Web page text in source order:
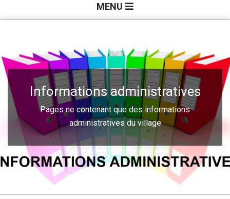
MENU
Informations administratives
Pages ne contenant que des informations
administratives du village